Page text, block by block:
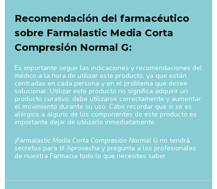
Recomendación del farmacéutico
sobre Farmalastic Media Corta
Compresión Normal G:
Es importante seguir las indicaciones y recomendaciones del
médico a la hora de utilizar este producto, ya que están
centradas en cada persona y en el problema que desee
solucionar. Utilizar este producto no significa adquirir un
producto curativo, debe utilizarse correctamente y aumentar
el movimiento durante su uso. Cabe recordar que si se es
alérgico a alguno de los componentes de este producto es
importante dejar de utilizarlo inmediatamente.
¡Farmalastic Media Corta Compresión Normal G no tendrá
secretos para ti! Aprovecha y pregunta a los profesionales
de nuestra Farmacia todo lo que necesites saber